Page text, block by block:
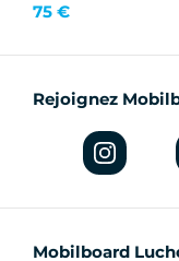
75 €
Rejoignez
Mobilboard